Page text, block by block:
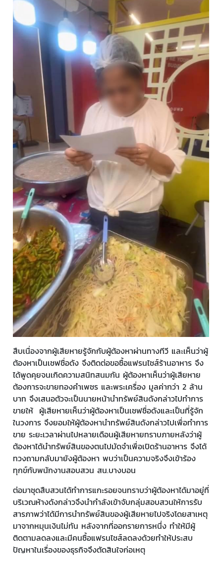
สืบเนื่องจากผู้เสียหายรู้จักกับผู้ต้องหาผ่านทางทีวี และเห็นว่าผู้
ต้องหาเป็นเชฟชื่อดัง จึงติดต่อขอซื้อแฟรนไชส์ร้านอาหาร จึง
ได้พูดคุยจนเกิดความสนิทสนมกัน ผู้ต้องหาเห็นว่าผู้เสียหาย
ต้องการจะขายทองคำเพชร และพระเครื่อง มูลค่ากว่า 2 ล้าน
บาท จึงเสนอตัวจะเป็นนายหน้านำทรัพย์สินดังกล่าวไปทำการ
ขายให้ ผู้เสียหายเห็นว่าผู้ต้องหาเป็นเชฟชื่อดังและเป็นที่รู้จัก
ในวงการ จึงยอมให้ผู้ต้องหานำทรัพย์สินดังกล่าวไปเพื่อทำการ
ขาย ระยะเวลาผ่านไปหลายเดือนผู้เสียหายทราบภายหลังว่าผู้
ต้องหาได้นำทรัพย์สินของตนไปมัดจำเพื่อเปิดร้านอาหาร จึงได้
ทวงถามกลับมายังผู้ต้องหา พบว่าเป็นความจริงจึงเข้าร้อง
ทุกข์กับพนักงานสอบสวน สน.บางบอน
ต่อมาชุดสืบสวนได้ทำการแกะรอยจนทราบว่าผู้ต้องหาได้มาอยู่ที่
บริเวณห้างดังกล่าวจึงนำกำลังเข้าจับกลุ่มสอบสวนให้การรับ
สารภาพว่าได้มีการนำทรัพย์สินของผู้เสียหายไปจริงโดยสาเหตุ
มาจากหมุนเงินไม่ทัน หลังจากที่ออกรายการหนึ่ง ทำให้มีผู้
ติดตามลดลงและมีคนซื้อแฟรนไชส์ลดลงด้วยทำให้ประสบ
ปัญหาในเรื่องของธุรกิจจึงตัดสินใจก่อเหตุ